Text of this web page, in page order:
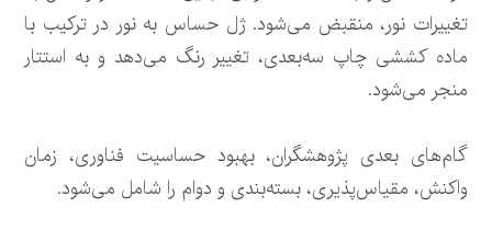
تغییرات نور، منقبض می‌شود. ژل حساس به نور در ترکیب با
ماده کششی چاپ سه‌بعدی، تغییر رنگ می‌دهد و به استتار
منجر می‌شود.
گام‌های بعدی پژوهشگران، بهبود حساسیت فناوری، زمان
واکنش، مقیاس‌پذیری، بسته‌بندی و دوام را شامل می‌شود.